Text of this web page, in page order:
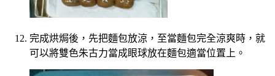
完成烘焗後，先把麵包放涼，至當麵包完全涼爽時，就
可以將雙色朱古力當成眼球放在麵包適當位置上。